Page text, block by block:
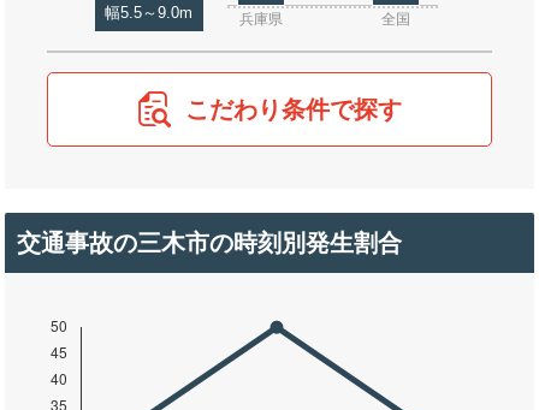
幅5.5～9.0m 兵庫県 全国
こだわり条件で探す
交通事故の三木市の時刻別発生割合